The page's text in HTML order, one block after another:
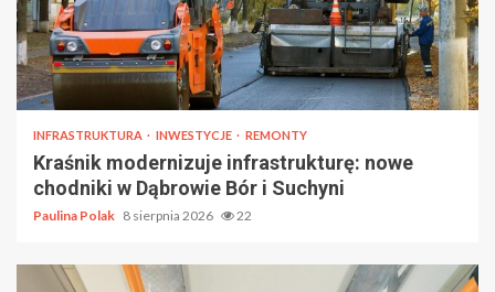
INFRASTRUKTURA INWESTYCJE REMONTY
Kraśnik modernizuje infrastrukturę: nowe
chodniki w Dąbrowie Bór i Suchyni
Paulina Polak 8 sierpnia 2026 22